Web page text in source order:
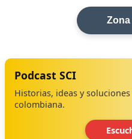
Zona
Podcast SCI
Historias, ideas y
colombiana.